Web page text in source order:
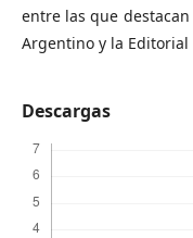
entre las que
Argentino y la Editorial
Descargas